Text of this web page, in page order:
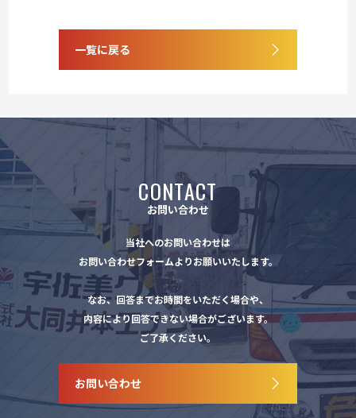
一覧に戻る
CONTACT
お問い合わせ
当社へのお問い合わせは
お問い合わせフォームよりお願いいたします。
なお、回答までお時間をいただく場合や、
内容により回答できない場合がございます。
ご了承ください。
お問い合わせ